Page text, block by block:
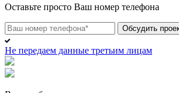
Оставьте просто Ваш номер телефона
Обсудить
Не передаем данные третьим лицам